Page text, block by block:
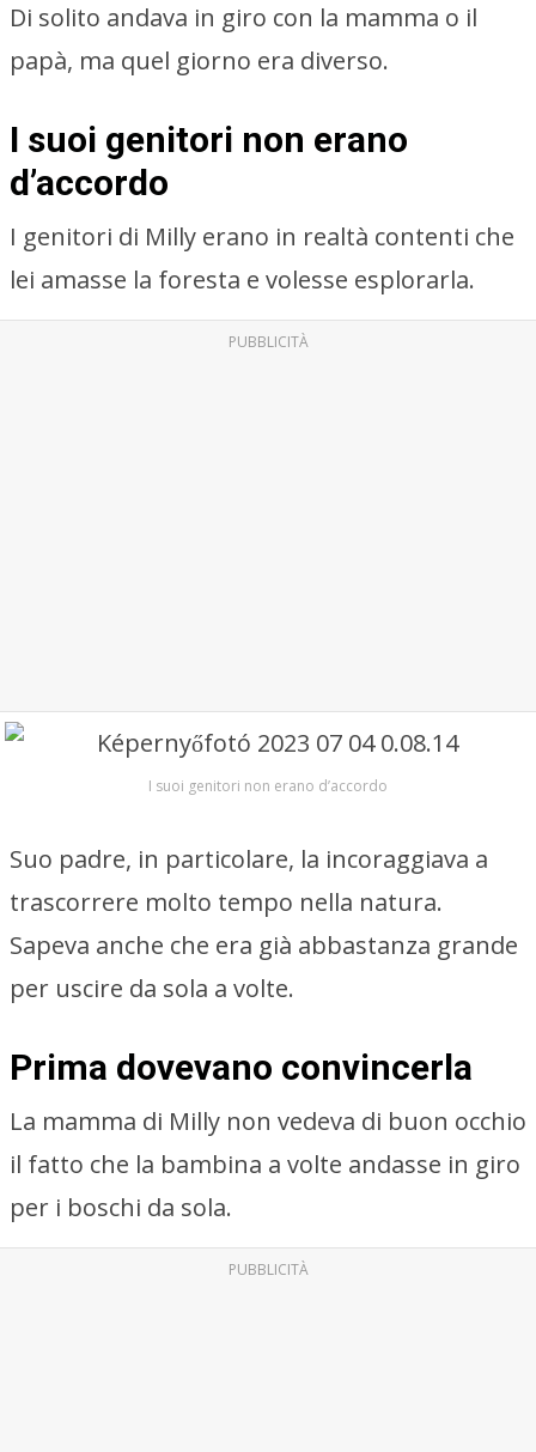
Di solito andava in giro con la mamma o il
papà, ma quel giorno era diverso.
I suoi genitori non erano
d’accordo
I genitori di Milly erano in realtà contenti che
lei amasse la foresta e volesse esplorarla.
PUBBLICITÀ
I suoi genitori non erano d’accordo
Suo padre, in particolare, la incoraggiava a
trascorrere molto tempo nella natura.
Sapeva anche che era già abbastanza grande
per uscire da sola a volte.
Prima dovevano convincerla
La mamma di Milly non vedeva di buon occhio
il fatto che la bambina a volte andasse in giro
per i boschi da sola.
PUBBLICITÀ